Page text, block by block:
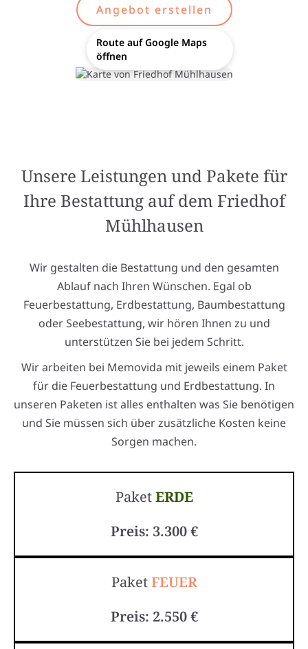
Angebot erstellen
Route auf Google Maps
öffnen
Unsere Leistungen und Pakete für
Ihre Bestattung auf dem Friedhof
Mühlhausen
Wir gestalten die Bestattung und den gesamten
Ablauf nach Ihren Wünschen. Egal ob
Feuerbestattung, Erdbestattung, Baumbestattung
oder Seebestattung, wir hören Ihnen zu und
unterstützen Sie bei jedem Schritt.
Wir arbeiten bei Memovida mit jeweils einem Paket
für die Feuerbestattung und Erdbestattung. In
unseren Paketen ist alles enthalten was Sie benötigen
und Sie müssen sich über zusätzliche Kosten keine
Sorgen machen.
PaketERDE
Preis: 3.300 €
PaketFEUER
Preis: 2.550 €